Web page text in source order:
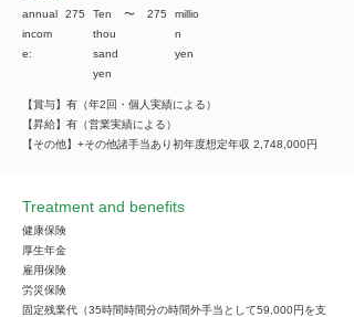
annual
incom
e:
275
Ten
thou
sand
yen
​〜 275
millio
n
yen
【賞与】有（年2回・個人実績による）
【昇給】有（営業実績による）
【その他】+その他諸手当あり初年度想定年収 2,748,000円
Treatment and benefits
健康保険
厚生年金
雇用保険
労災保険
固定残業代（35時間時間分の時間外手当として59,000円を支